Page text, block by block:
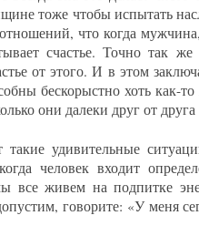
тоже чтобы испытать
что когда
счастье. Точно так
от этого. И в этом
бескорыстно хоть как-
они далеки друг от
такие удивительные
человек входит
все живем на подпитке
говорите: «У меня